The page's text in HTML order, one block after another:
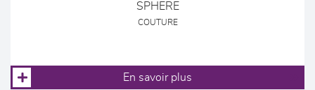
SPHERE
COUTURE
En savoir plus